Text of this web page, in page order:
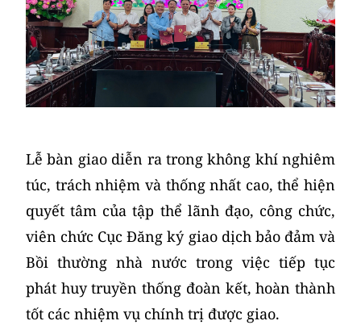
Lễ bàn giao diễn ra trong không khí nghiêm
túc, trách nhiệm và thống nhất cao, thể hiện
quyết tâm của tập thể lãnh đạo, công chức,
viên chức Cục Đăng ký giao dịch bảo đảm và
Bồi thường nhà nước trong việc tiếp tục
phát huy truyền thống đoàn kết, hoàn thành
tốt các nhiệm vụ chính trị được giao.